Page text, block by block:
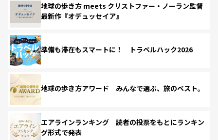
地球の歩き方 meets クリストファー・ノーラン監督
最新作『オデュッセイア』
準備も滞在もスマートに！ トラベルハック2026
地球の歩き方アワード みんなで選ぶ、旅のベスト。
エアラインランキング 読者の投票をもとにランキン
グ形式で発表